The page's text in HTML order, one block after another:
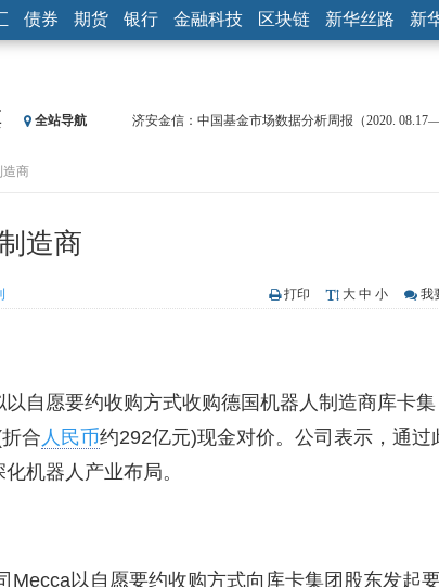
债券 期货 银行 金融科技 区块链 新华丝路 新
全站导航
济安金信：中国基金市场数据分析周报（2020.
央行公开市场净投放300亿元 短端资金利率明显下行
造商
造商
打印 大 中 小 我
自愿要约收购方式收购德国机器人制造商库卡集
合人民币约292亿元)现金对价。公司表示，通过
机器人产业布局。
Mecca以自愿要约收购方式向库卡集团股东发起